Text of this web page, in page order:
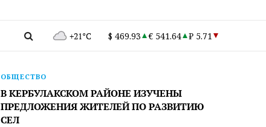
+21°C $ 469.93 € 541.64 ₽ 5.71
ОБЩЕСТВО
В КЕРБУЛАКСКОМ РАЙОНЕ ИЗУЧЕНЫ
ПРЕДЛОЖЕНИЯ ЖИТЕЛЕЙ ПО РАЗВИТИЮ
СЕЛ